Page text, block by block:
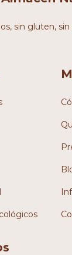
sin gluten, sin